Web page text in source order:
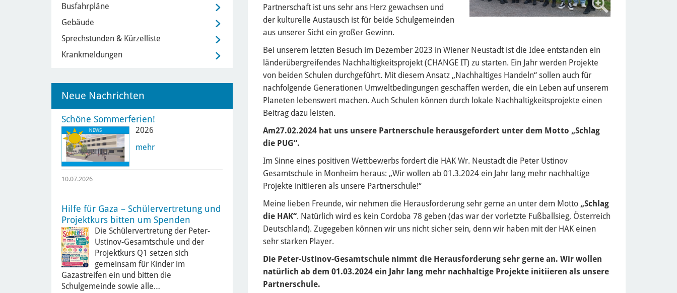
Partnerschaft ist uns sehr ans Herz gewachsen und
der kulturelle Austausch ist für beide Schulgemeinden
aus unserer Sicht ein großer Gewinn.
Bei unserem letzten Besuch im Dezember 2023 in Wiener Neustadt ist die Idee entstanden ein
länderübergreifendes Nachhaltigkeitsprojekt (CHANGE IT) zu starten. Ein Jahr werden Projekte
von beiden Schulen durchgeführt. Mit diesem Ansatz „Nachhaltiges Handeln“ sollen auch für
nachfolgende Generationen Umweltbedingungen geschaffen werden, die ein Leben auf unserem
Planeten lebenswert machen. Auch Schulen können durch lokale Nachhaltigkeitsprojekte einen
Beitrag dazu leisten.
Am27.02.2024 hat uns unsere Partnerschule herausgefordert unter dem Motto „Schlag
die PUG“.
Im Sinne eines positiven Wettbewerbs fordert die HAK Wr. Neustadt die Peter Ustinov
Gesamtschule in Monheim heraus: „Wir wollen ab 01.3.2024 ein Jahr lang mehr nachhaltige
Projekte initiieren als unsere Partnerschule!“
Meine lieben Freunde, wir nehmen die Herausforderung sehr gerne an unter dem Motto „Schlag
die HAK“. Natürlich wird es kein Cordoba 78 geben (das war der vorletzte Fußballsieg, Österreich
Deutschland). Zugegeben können wir uns nicht sicher sein, denn wir haben mit der HAK einen
sehr starken Player.
Die Peter-Ustinov-Gesamtschule nimmt die Herausforderung sehr gerne an. Wir wollen
natürlich ab dem 01.03.2024 ein Jahr lang mehr nachhaltige Projekte initiieren als unsere
Partnerschule.
Busfahrpläne
Gebäude
Sprechstunden & Kürzelliste
Krankmeldungen
Neue Nachrichten
Schöne Sommerferien!
2026
mehr
10.07.2026
Hilfe für Gaza – Schülervertretung und
Projektkurs bitten um Spenden
Die Schülervertretung der Peter-
Ustinov-Gesamtschule und der
Projektkurs Q1 setzen sich
gemeinsam für Kinder im
Gazastreifen ein und bitten die
Schulgemeinde sowie alle…